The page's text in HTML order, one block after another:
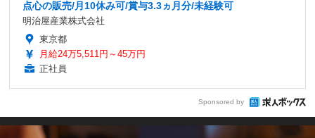
点心の販売/月10休み可/賞与3.3ヵ月分/未経験可
明治屋産業株式会社
東京都
月給24万5,511円～45万円
正社員
Sponsored by